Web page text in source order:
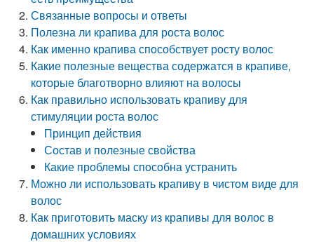
Связанные вопросы и ответы
Полезна ли крапива для роста волос
Как именно крапива способствует росту волос
Какие полезные вещества содержатся в крапиве,
которые благотворно влияют на волосы
Как правильно использовать крапиву для
стимуляции роста волос
Принцип действия
Состав и полезные свойства
Какие проблемы способна устранить
Можно ли использовать крапиву в чистом виде для
волос
Как приготовить маску из крапивы для волос в
домашних условиях